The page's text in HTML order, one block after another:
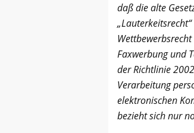
daß die alte
Faxwerbung und
der Richtlinie
Verarbeitung
elektronischen
bezieht sich nur